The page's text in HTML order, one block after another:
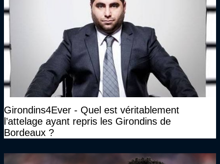
Girondins4Ever - Quel est véritablement
l’attelage ayant repris les Girondins de
Bordeaux ?